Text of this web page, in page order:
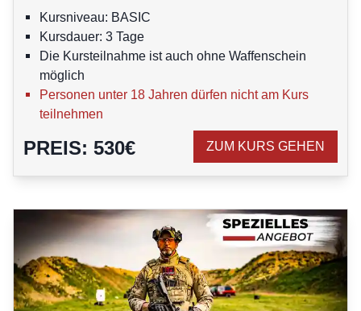
Kursniveau: BASIC
Kursdauer: 3 Tage
Die Kursteilnahme ist auch ohne Waffenschein
möglich
Personen unter 18 Jahren dürfen nicht am Kurs
teilnehmen
PREIS: 530€ ZUM KURS GEHEN